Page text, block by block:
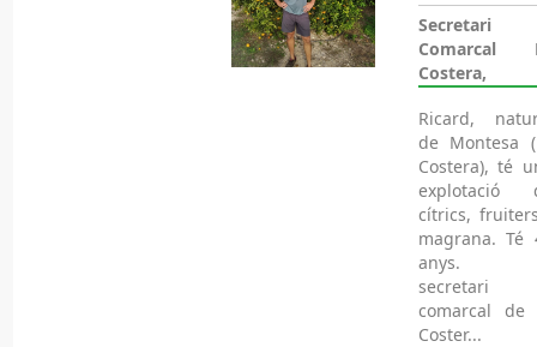
Secretari
Comarcal
Costera,
Ricard,
de Montesa
Costera), té
explotació
cítrics,
magrana. Té
anys.
secretari
comarcal de
Coster...